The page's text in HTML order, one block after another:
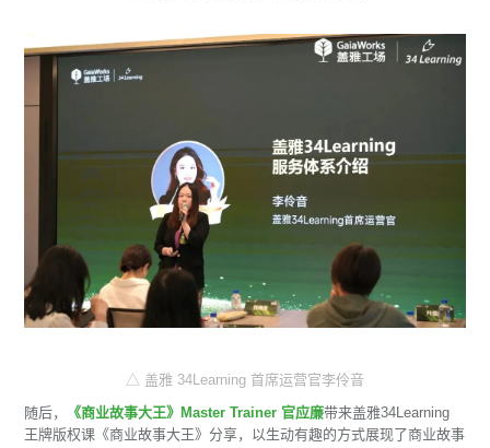
△ 盖雅 34Learning 首席运营官李伶音
随后，
《商业故事大王》Master Trainer 官应廉带来盖雅34Learning
王牌版权课《商业故事大王》分享，以生动有趣的方式展现了商业故事